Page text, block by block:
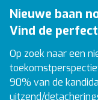
Nieuwe baan
Vind de
Op zoek naar een
90% van de
uitzend/